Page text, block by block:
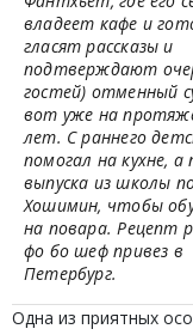
владеет кафе и
гласят рассказы и
подтверждают
гостей) отменный
вот уже на
лет. С раннего
помогал на кухне, а
выпуска из школы
Хошимин, чтобы
на повара. Рецепт
фо бо шеф привез в
Петербург.
Одна из приятных